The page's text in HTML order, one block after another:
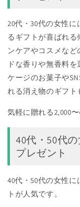
20代・30代の女性
るギフトが喜ばれ
ンケアやコスメな
ドな香りや無香料
ケージのお菓子や
れる消え物のギフト
気軽に贈れる2,000
40代・50代
プレゼント
40代・50代の女性
トが人気です。